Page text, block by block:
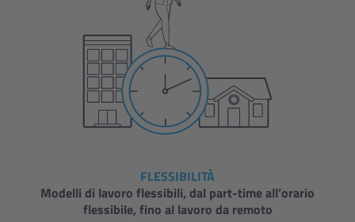
FLESSIBILITÀ
Modelli di lavoro flessibili, dal part-time all’orario
flessibile, fino al lavoro da remoto